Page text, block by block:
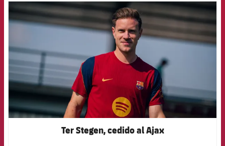
FCB Barcelona badge
Ter Stegen, cedido al Ajax